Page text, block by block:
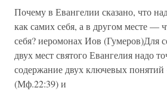
Почему в Евангелии сказано, что
как самих себя, а в другом месте —
себя? иеромонах Иов (Гумеров)Для
двух мест святого Евангелия надо
содержание двух ключевых
(Мф.22:39) и